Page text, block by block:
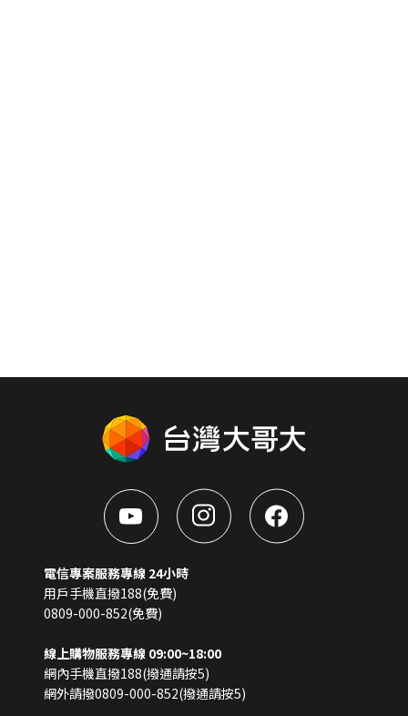
電信專案服務專線 24小時
用戶手機直撥188(免費)
0809-000-852(免費)
線上購物服務專線 09:00~18:00
網內手機直撥188(撥通請按5)
網外請撥0809-000-852(撥通請按5)